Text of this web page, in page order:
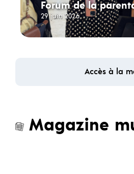
Forum de la
29 juin 2026
Accès à la
Magazine